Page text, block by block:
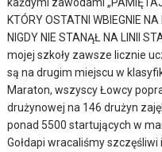
każdymi zawodami
KTÓRY OSTATNI WBIEGNIE
NIGDY NIE STANĄŁ NA LINII
mojej szkoły zawsze licznie
są na drugim miejscu w
Maraton, wszyscy Łowcy
drużynowej na 146 drużyn
ponad 5500 startujących w
Gołdapi wracaliśmy